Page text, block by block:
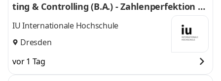
ting & Controlling (B.A.) - Zahlenperfektion G
mbH
IU Internationale Hochschule
Dresden
vor 1 Tag